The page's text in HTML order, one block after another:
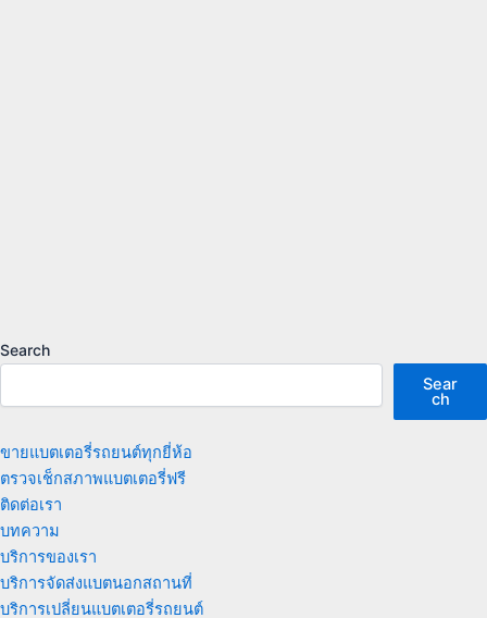
Search
Sear
ch
ขายแบตเตอรี่รถยนต์ทุกยี่ห้อ
ตรวจเช็กสภาพแบตเตอรี่ฟรี
ติดต่อเรา
บทความ
บริการของเรา
บริการจัดส่งแบตนอกสถานที่
บริการเปลี่ยนแบตเตอรี่รถยนต์